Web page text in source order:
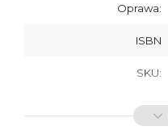
Oprawa:
ISBN
SKU:
Producent / Osoby
odpowiedzialne za